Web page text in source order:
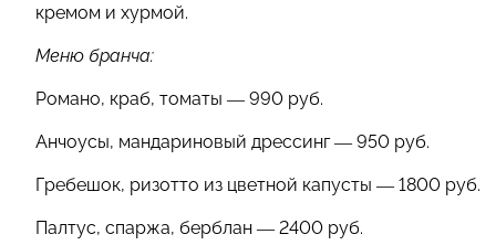
кремом и хурмой.
Меню бранча:
Романо, краб, томаты — 990 руб.
Анчоусы, мандариновый дрессинг — 950 руб.
Гребешок, ризотто из цветной капусты — 1800 руб.
Палтус, спаржа, берблан — 2400 руб.